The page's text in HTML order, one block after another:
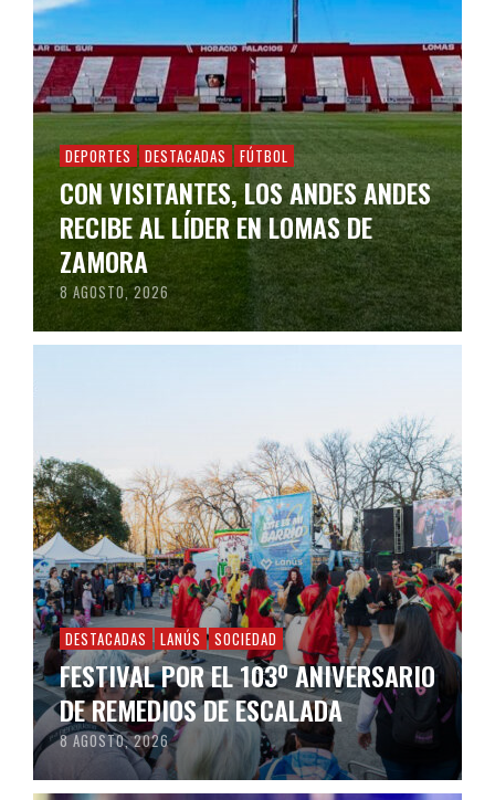
DEPORTES DESTACADAS FÚTBOL
CON VISITANTES, LOS ANDES ANDES
RECIBE AL LÍDER EN LOMAS DE
ZAMORA
8 AGOSTO, 2026
DESTACADAS LANÚS SOCIEDAD
FESTIVAL POR EL 103º ANIVERSARIO
DE REMEDIOS DE ESCALADA
8 AGOSTO, 2026